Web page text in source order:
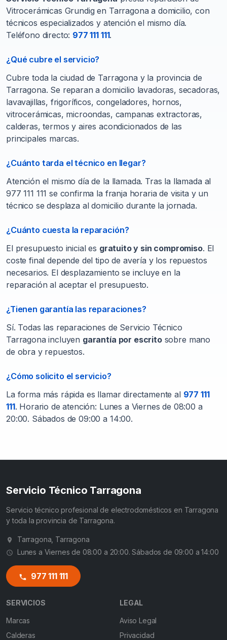
Vitrocerámicas Grundig en Tarragona a domicilio, con
técnicos especializados y atención el mismo día.
Teléfono directo: 977 111 111.
¿Qué cubre el servicio?
Cubre toda la ciudad de Tarragona y la provincia de
Tarragona. Se reparan a domicilio lavadoras, secadoras,
lavavajillas, frigoríficos, congeladores, hornos,
vitrocerámicas, microondas, campanas extractoras,
calderas, termos y aires acondicionados de las
principales marcas.
¿Cuánto tarda el técnico en llegar?
Atención el mismo día de la llamada. Tras la llamada al
977 111 111 se confirma la franja horaria de visita y un
técnico se desplaza al domicilio durante la jornada.
¿Cuánto cuesta la reparación?
El presupuesto inicial es gratuito y sin compromiso. El
coste final depende del tipo de avería y los repuestos
necesarios. El desplazamiento se incluye en la
reparación al aceptar el presupuesto.
¿Tienen garantía las reparaciones?
Sí. Todas las reparaciones de Servicio Técnico
Tarragona incluyen garantía por escritosobre mano
de obra y repuestos.
¿Cómo solicito el servicio?
La forma más rápida es llamar directamente al 977 111
111. Horario de atención: Lunes a Viernes de 08:00 a
20:00. Sábados de 09:00 a 14:00.
Servicio Técnico Tarragona
Servicio técnico profesional de electrodomésticos en Tarragona
y toda la provincia de Tarragona.
Tarragona, Tarragona
Lunes a Viernes de 08:00 a 20:00. Sábados de 09:00 a 14:00
977 111 111
SERVICIOS
Marcas
Calderas
LEGAL
Aviso Legal
Privacidad